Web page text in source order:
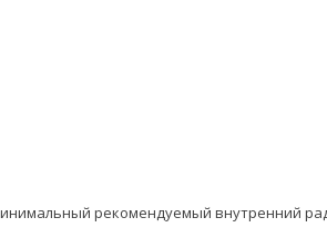
рекомендуемый внутренний